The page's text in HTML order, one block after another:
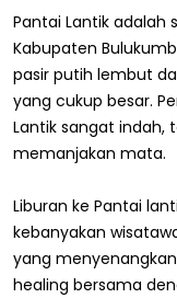
Pantai Lantik adalah
Kabupaten
pasir putih lembut
yang cukup besar.
Lantik sangat indah,
memanjakan mata.
Liburan ke Pantai
kebanyakan
yang
healing bersama